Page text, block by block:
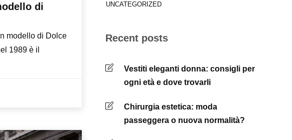
di
modello di Dolce
1989 è il
UNCATEGORIZED
Recent posts
Vestiti eleganti donna: consigli per
ogni età e dove trovarli
Chirurgia estetica: moda
passeggera o nuova normalità?